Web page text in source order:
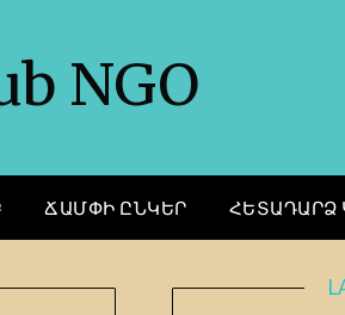
NGO
ՃԱՄՓԻ ԸՆԿԵՐ ՀԵՏԱԴԱՐՁ